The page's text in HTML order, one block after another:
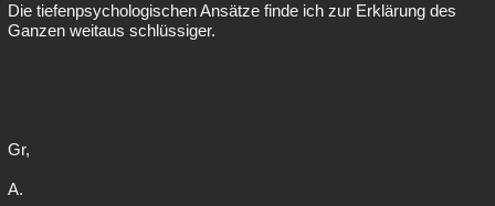
Die tiefenpsychologischen Ansätze finde ich zur Erklärung des
Ganzen weitaus schlüssiger.
Gr,
A.